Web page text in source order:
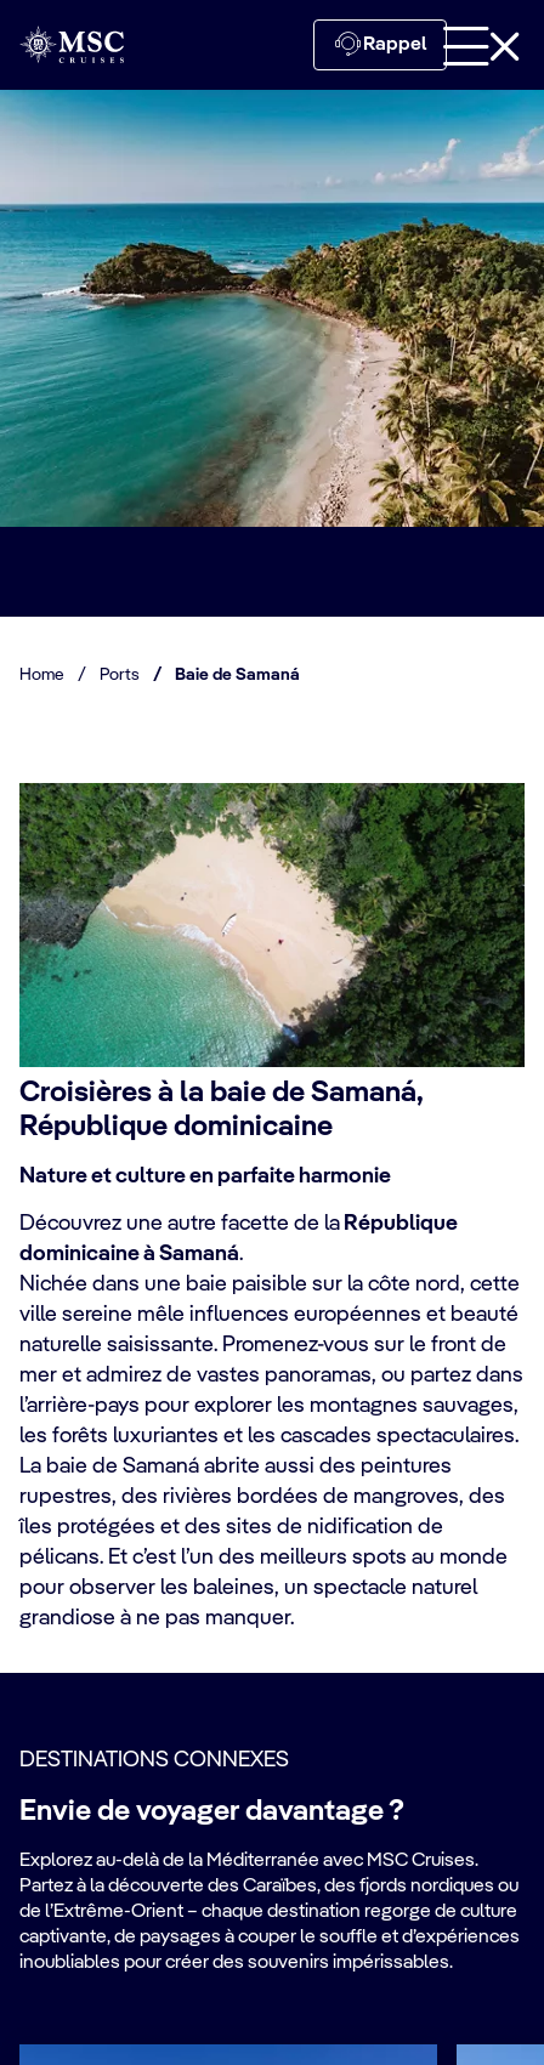
Rappel
Home / Ports / Baie de Samaná
Croisières à la baie de Samaná,
République dominicaine
Nature et culture en parfaite harmonie
Découvrez une autre facette de la République
dominicaine à Samaná.
Nichée dans une baie paisible sur la côte nord, cette
ville sereine mêle influences européennes et beauté
naturelle saisissante. Promenez-vous sur le front de
mer et admirez de vastes panoramas, ou partez dans
l’arrière-pays pour explorer les montagnes sauvages,
les forêts luxuriantes et les cascades spectaculaires.
La baie de Samaná abrite aussi des peintures
rupestres, des rivières bordées de mangroves, des
îles protégées et des sites de nidification de
pélicans. Et c’est l’un des meilleurs spots au monde
pour observer les baleines, un spectacle naturel
grandiose à ne pas manquer.
DESTINATIONS CONNEXES
Envie de voyager davantage ?
Explorez au-delà de la Méditerranée avec MSC Cruises.
Partez à la découverte des Caraïbes, des fjords nordiques ou
de l’Extrême-Orient – chaque destination regorge de culture
captivante, de paysages à couper le souffle et d’expériences
inoubliables pour créer des souvenirs impérissables.